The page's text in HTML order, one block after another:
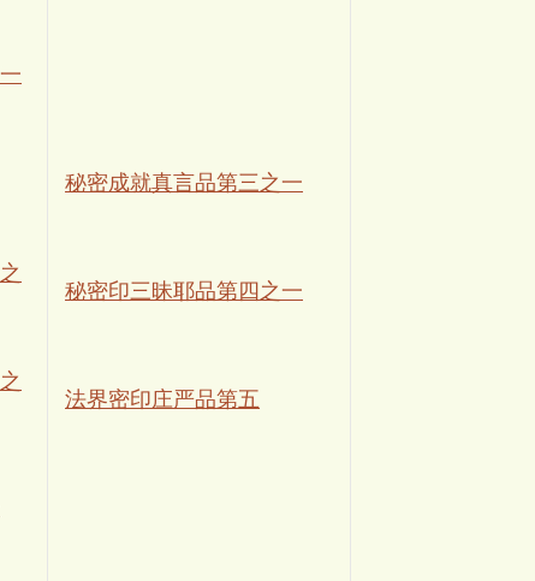
秘密成就真言品第三之一
秘密印三昧耶品第四之一
法界密印庄严品第五